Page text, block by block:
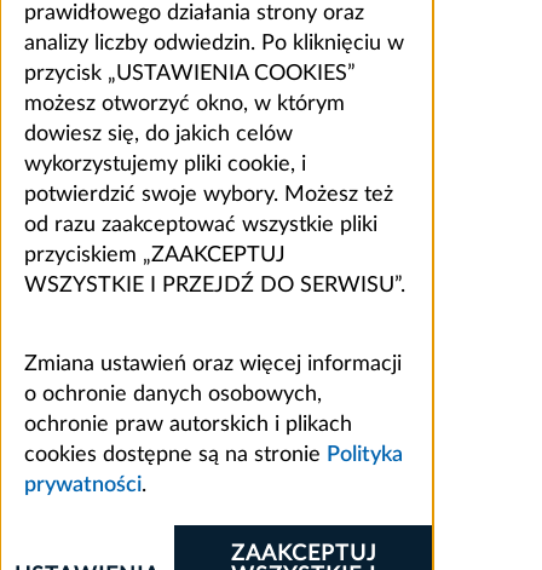
prawidłowego działania strony oraz
analizy liczby odwiedzin. Po kliknięciu w
przycisk „USTAWIENIA COOKIES”
możesz otworzyć okno, w którym
dowiesz się, do jakich celów
wykorzystujemy pliki cookie, i
potwierdzić swoje wybory. Możesz też
od razu zaakceptować wszystkie pliki
przyciskiem „ZAAKCEPTUJ
WSZYSTKIE I PRZEJDŹ DO SERWISU”.
Zmiana ustawień oraz więcej informacji
o ochronie danych osobowych,
ochronie praw autorskich i plikach
cookies dostępne są na stronie Polityka
prywatności.
ZAAKCEPTUJ